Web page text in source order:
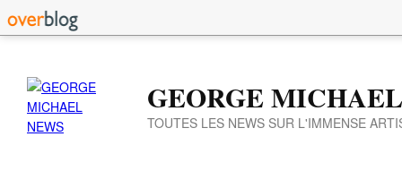
GEORGE
TOUTES LES NEWS SUR L'IMMENSE